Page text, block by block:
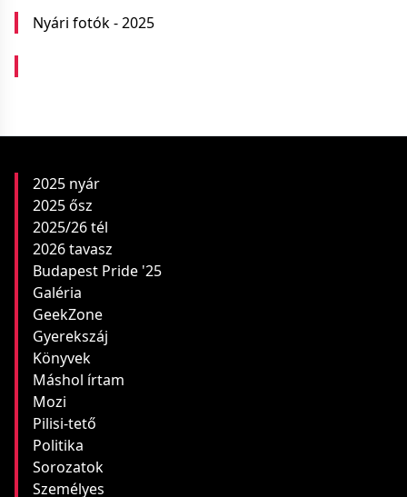
Nyári fotók - 2025
2025 nyár
2025 ősz
2025/26 tél
2026 tavasz
Budapest Pride '25
Galéria
GeekZone
Gyerekszáj
Könyvek
Máshol írtam
Mozi
Pilisi-tető
Politika
Sorozatok
Személyes